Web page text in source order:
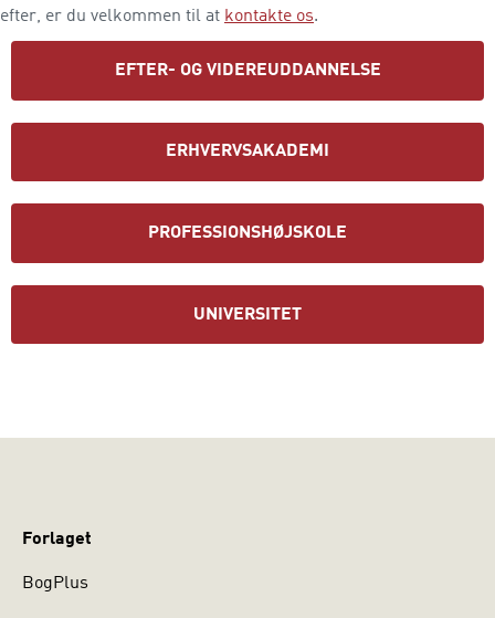
efter, er du velkommen til at kontakte os.
EFTER- OG VIDEREUDDANNELSE
ERHVERVSAKADEMI
PROFESSIONSHØJSKOLE
UNIVERSITET
Forlaget
BogPlus